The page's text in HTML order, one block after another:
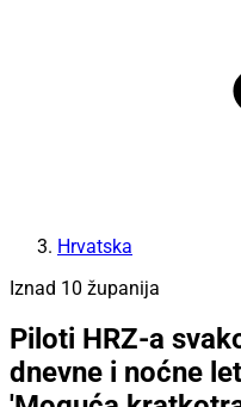
Hrvatska
Iznad 10 županija
Piloti HRZ-a
dnevne i noćne